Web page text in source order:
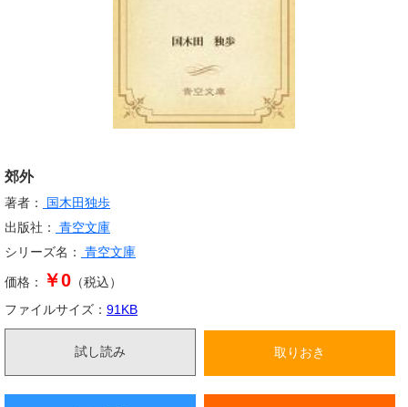
郊外
著者：
国木田独歩
出版社：
青空文庫
シリーズ名：
青空文庫
価格： ￥0 （税込）
ファイルサイズ： 91 KB
試し読み 取りおき